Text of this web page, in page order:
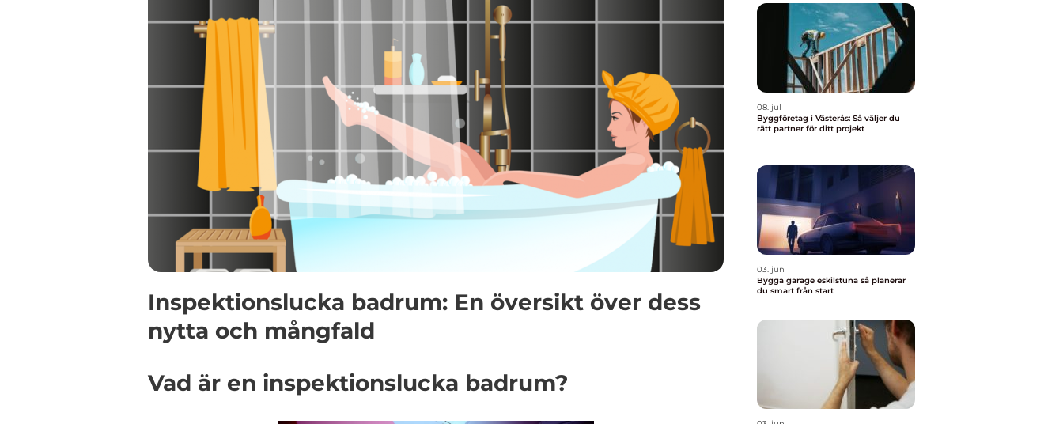
Inspektionslucka badrum: En översikt över dess
nytta och mångfald
Vad är en inspektionslucka badrum?
08. jul
Byggföretag i Västerås: Så väljer du
rätt partner för ditt projekt
03. jun
Bygga garage eskilstuna så planerar
du smart från start